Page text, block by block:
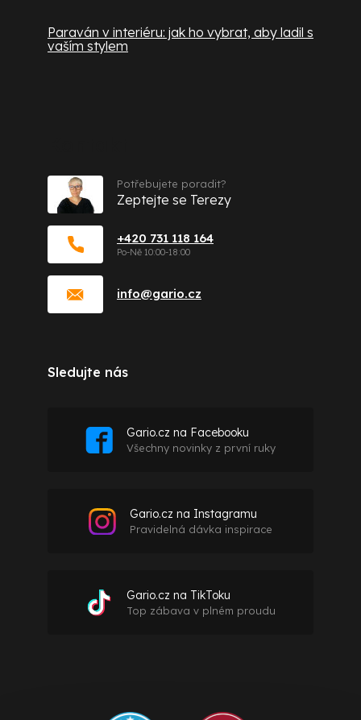
Paraván v interiéru: jak ho vybrat, aby ladil s
vaším stylem
info@gario.cz
+420 731 118 164
Potřebujete poradit?
Zeptejte se Terezy
Sledujte nás
Gario.cz na Facebooku
Všechny novinky z první ruky
Gario.cz na Instagramu
Pravidelná dávka inspirace
Gario.cz na TikToku
Top zábava v plném proudu